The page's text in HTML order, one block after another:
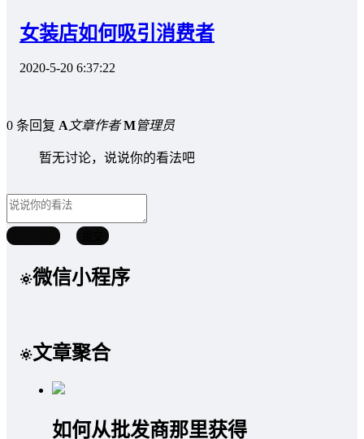
女装店如何吸引消费者
2020-5-20 6:37:22
0 条回复 A文章作者 M管理员
暂无讨论，说说你的看法吧
微信小程序
文章聚合
如何从批发商那里获得